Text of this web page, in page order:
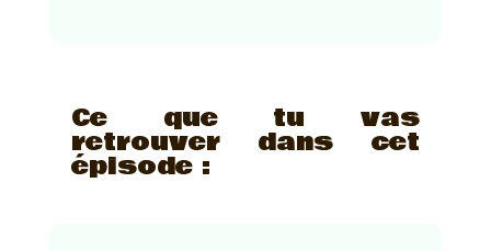
Ce que tu vas
retrouver dans cet
épisode :